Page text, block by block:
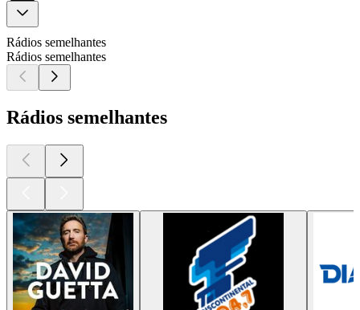
Rádios semelhantes
Rádios semelhantes
Rádios semelhantes